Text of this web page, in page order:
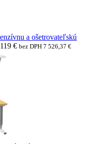
a ošetrovateľskú
€ bez DPH 7 526,37 €